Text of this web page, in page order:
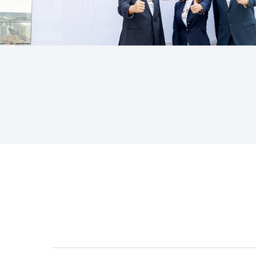
เศรษฐกิจ, การเงิน
การเกษตร